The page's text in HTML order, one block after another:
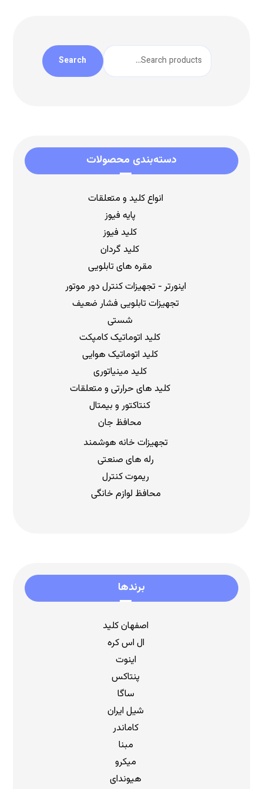
Search
دسته‌بندی محصولات
انواع کلید و متعلقات
پایه فیوز
کلید فیوز
کلید گردان
مقره های تابلویی
اینورتر - تجهیزات کنترل دور موتور
تجهیزات تابلویی فشار ضعیف
شستی
کلید اتوماتیک کامپکت
کلید اتوماتیک هوایی
کلید مینیاتوری
کلید های حرارتی و متعلقات
کنتاکتور و بیمتال
محافظ جان
تجهیزات خانه هوشمند
رله های صنعتی
ریموت کنترل
محافظ لوازم خانگی
برندها
اصفهان کلید
ال اس کره
اینوت
پنتاکس
ساگا
شیل ایران
کاماندر
مبنا
میکرو
هیوندای